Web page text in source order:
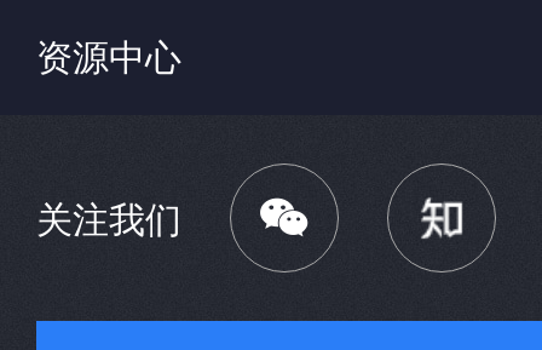
资源中心
关注我们 